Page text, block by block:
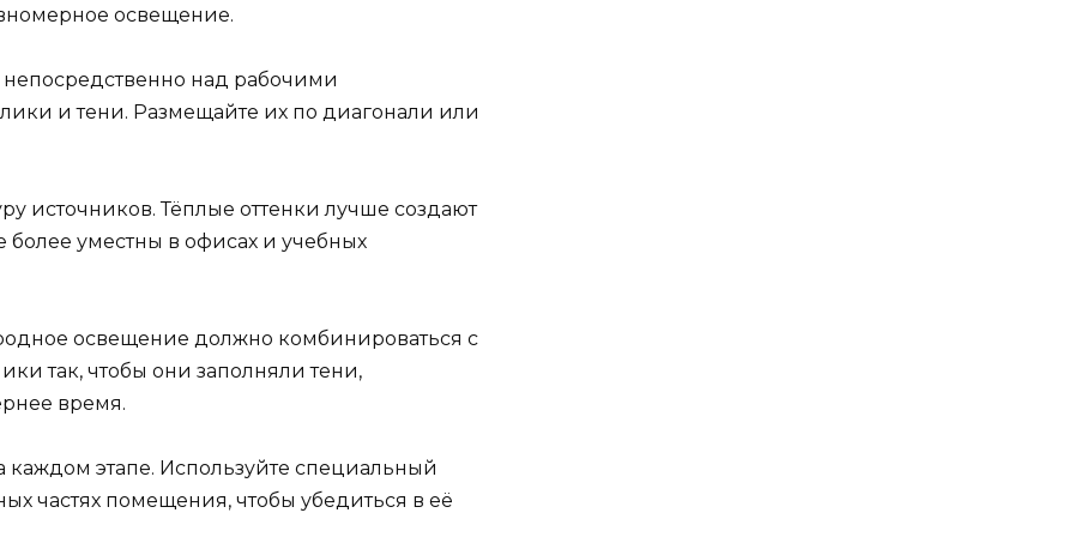
освещение.
над рабочими
и тени. Размещайте их по диагонали или
источников. Тёплые оттенки лучше создают
более уместны в офисах и учебных
освещение должно комбинироваться с
так, чтобы они заполняли тени,
время.
этапе. Используйте специальный
частях помещения, чтобы убедиться в её